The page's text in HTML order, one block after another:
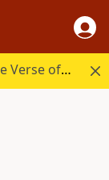
Start your day in God's Word with the Verse of the Day.